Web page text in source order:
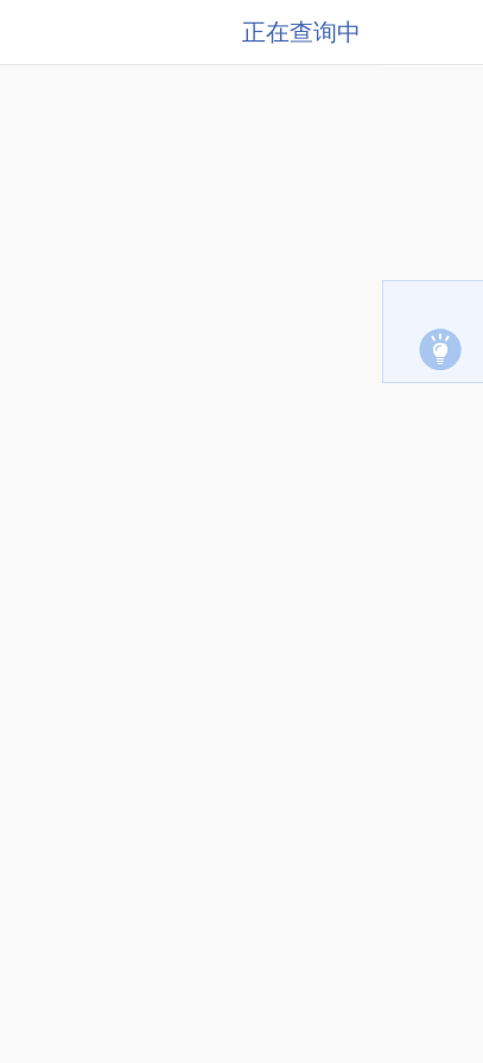
正在查询中